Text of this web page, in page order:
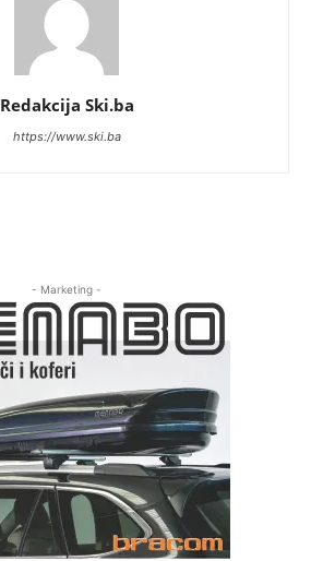
Redakcija Ski.ba
https://www.ski.ba
- Marketing -